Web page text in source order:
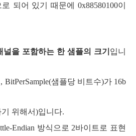
되어 있기 때문에 0x88580100이
널을 포함하는 한 샘플의 크기 입니
BitPerSample(샘플당 비트수)가 16b
기 위해서)입니다.
Endian 방식으로 2바이트로 표현